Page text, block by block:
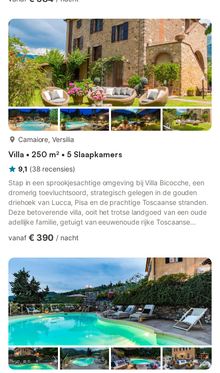
tuin. Twee treden leiden naar de eetkamer en de goed
perfect voor maaltijden buiten. Een studio met een eenpersoons
slaapbank en een gastentoilet maken de begane grond co...
Camaiore, Versilia
Villa • 250 m² • 5 Slaapkamers
9,1 (38 recensies)
Stap in een sprookjesachtige omgeving bij Villa Bicocche, een
dromerig toevluchtsoord, strategisch gelegen in de gouden
driehoek van Lucca, Pisa en de prachtige Toscaanse stranden.
Deze betoverende villa, ooit het trotse landgoed van een oude
adellijke familie, getuigt van eeuwenoude rijke Toscaanse
en moderne luxe. De onlangs gerenoveerde boerderij en het
Een nieuwe tuin en een chloorvrij, zoutwaterzwembad sieren nu
het terrein, omgeven door zachte tinten die het w...
vanaf € 390 / nacht